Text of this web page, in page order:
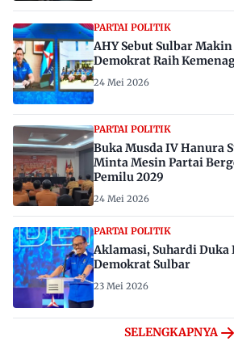
PARTAI POLITIK
AHY Sebut Sulbar
Demokrat Raih
24 Mei 2026
PARTAI POLITIK
Buka Musda IV Hanura
Minta Mesin Partai
Pemilu 2029
24 Mei 2026
PARTAI POLITIK
Aklamasi, Suhardi Duka
Demokrat Sulbar
23 Mei 2026
SELENGKAPNYA